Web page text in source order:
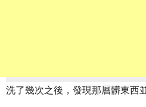
洗了幾次之後，發現那層髒東西